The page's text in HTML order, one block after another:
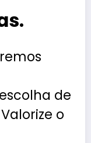
de
o